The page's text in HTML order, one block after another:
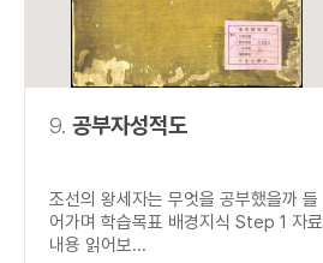
9. 공부자성적도
조선의 왕세자는 무엇을 공부했을까 들
어가며 학습목표 배경지식 Step 1 자료
내용 읽어보...